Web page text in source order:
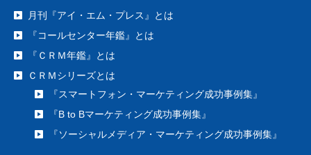
月刊『アイ・エム・プレス』とは
『コールセンター年鑑』とは
『ＣＲＭ年鑑』とは
ＣＲＭシリーズとは
『スマートフォン・マーケティング成功事例集』
『B to Bマーケティング成功事例集』
『ソーシャルメディア・マーケティング成功事例集』